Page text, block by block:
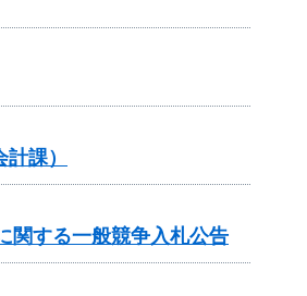
課）
関する一般競争入札公告